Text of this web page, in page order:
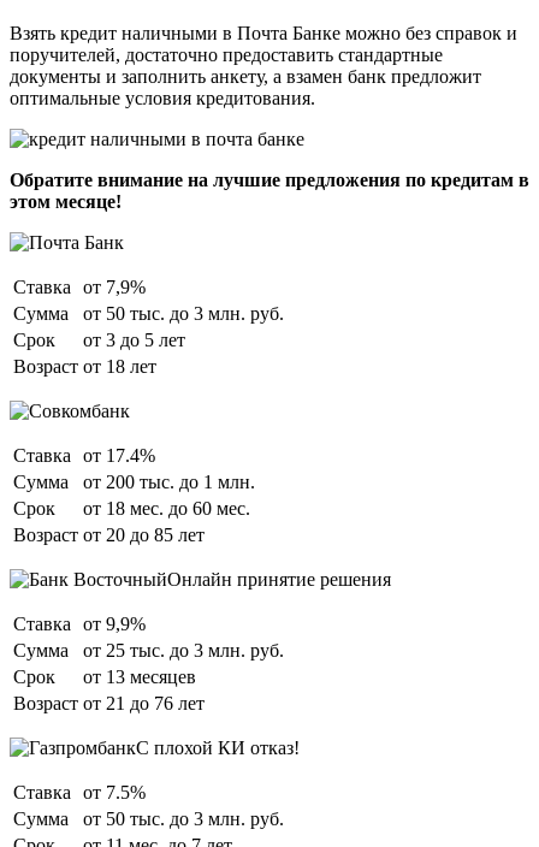
Взять кредит наличными в Почта Банке можно без справок и
поручителей, достаточно предоставить стандартные
документы и заполнить анкету, а взамен банк предложит
оптимальные условия кредитования.
Обратите внимание на лучшие предложения по кредитам в
этом месяце!
Ставка
от 7,9%
Сумма
от 50 тыс. до 3 млн. руб.
Срок
от 3 до 5 лет
Возраст от 18 лет
Ставка
от 17.4%
Сумма
от 200 тыс. до 1 млн.
Срок
от 18 мес. до 60 мес.
Возраст от 20 до 85 лет
Онлайн принятие решения
Ставка
от 9,9%
Сумма
от 25 тыс. до 3 млн. руб.
Срок
от 13 месяцев
Возраст от 21 до 76 лет
С плохой КИ отказ!
Ставка
от 7.5%
Сумма
от 50 тыс. до 3 млн. руб.